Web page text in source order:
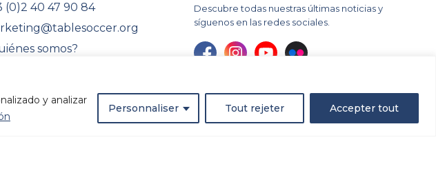
y analizar
Personnaliser Tout rejeter Accepter tout
(0)2 40 47 90 84
somos?
tu federación
Descubre todas nuestras últimas noticias y
síguenos en las redes sociales.